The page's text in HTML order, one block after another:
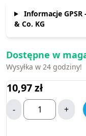
Informacje
& Co. KG
Dostępne w
Wysyłka w 24 godziny!
10,97zł
- +